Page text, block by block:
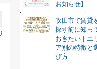
お知らせ】
吹田市で賃貸
探す前に知っ
おきたい｜エ
ア別の特徴と
び方